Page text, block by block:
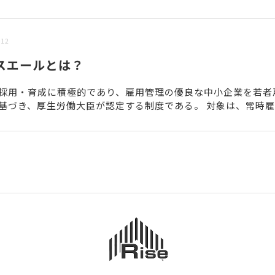
エールとは？
用・育成に積極的であり、雇用管理の優良な中小企業を若者
づき、厚生労働大臣が認定する制度である。 対象は、常時